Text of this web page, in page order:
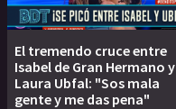
El tremendo cruce entre
Isabel de Gran Hermano y
Laura Ubfal: "Sos mala
gente y me das pena"